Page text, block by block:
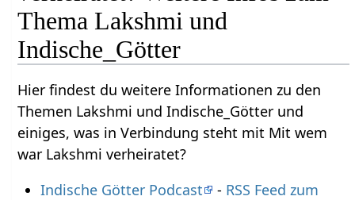
Thema Lakshmi und
Indische_Götter
Hier findest du weitere Informationen zu den
Themen Lakshmi und Indische_Götter und
einiges, was in Verbindung steht mit Mit wem
war Lakshmi verheiratet?
Indische Götter Podcast
- RSS Feed zum